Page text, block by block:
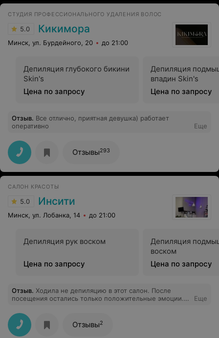
СТУДИЯ ПРОФЕССИОНАЛЬНОГО УДАЛЕНИЯ ВОЛОС
5.0 Кикимора
Минск, ул. Бурдейного, 20 до 21:00
Депиляция глубокого бикини
Skin's
Цена по запросу
Депиляция
впадин Skin's
Цена по запросу
Отзыв. Все отлично, приятная девушка) работает
оперативно
Еще
Отзывы293
САЛОН КРАСОТЫ
5.0 Инсити
Минск, ул. Лобанка, 14 до 21:00
Депиляция рук воском
Цена по запросу
Депиляция
воском
Цена по запросу
Отзыв. Ходила не депиляцию в этот салон. После
посещения остались только положительные эмоции.
Спасибо.
Еще
Отзывы2